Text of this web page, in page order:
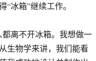
冰箱”继续工作。
离不开冰箱。我想做一
生物学来讲，我们能看